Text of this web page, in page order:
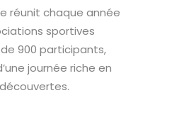
réunit chaque année
sportives
900 participants,
journée riche en